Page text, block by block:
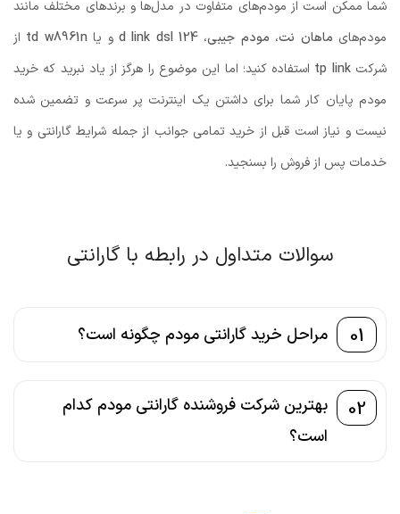
شما ممکن است از مودم‌های متفاوت در مدل‌ها و برندهای مختلف مانند
مودم‌های ماهان نت، مودم جيبي، d link dsl 124 و یاtd w8961n از
شرکتtp link استفاده کنید؛ اما این موضوع را هرگز از یاد نبرید که خرید
مودم پایان کار شما برای داشتن یک اینترنت پر سرعت و تضمین شده
نیست و نیاز است قبل از خرید تمامی جوانب از جمله شرایط گارانتی و یا
خدمات پس از فروش را بسنجید.
سوالات متداول در رابطه با گارانتی
01 مراحل خرید گارانتی مودم چگونه است؟
02
بهترین شرکت فروشنده گارانتی مودم کدام
است؟